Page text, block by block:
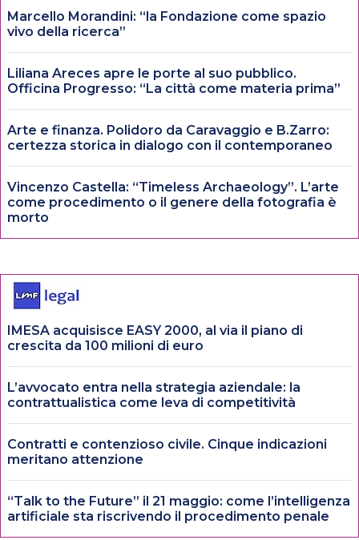
Marcello Morandini: “la Fondazione come spazio
vivo della ricerca”
Liliana Areces apre le porte al suo pubblico.
Officina Progresso: “La città come materia prima”
Arte e finanza. Polidoro da Caravaggio e B.Zarro:
certezza storica in dialogo con il contemporaneo
Vincenzo Castella: “Timeless Archaeology”. L’arte
come procedimento o il genere della fotografia è
morto
IMESA acquisisce EASY 2000, al via il piano di
crescita da 100 milioni di euro
L’avvocato entra nella strategia aziendale: la
contrattualistica come leva di competitività
Contratti e contenzioso civile. Cinque indicazioni
meritano attenzione
“Talk to the Future” il 21 maggio: come l’intelligenza
artificiale sta riscrivendo il procedimento penale